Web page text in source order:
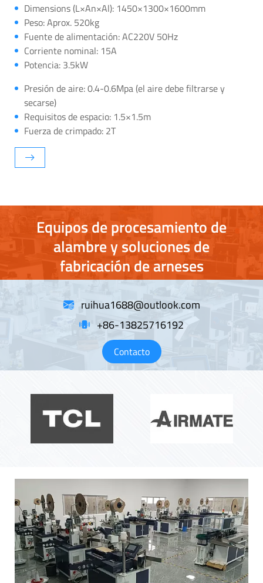
Dimensions (L×An×Al): 1450×1300×1600mm
Peso: Aprox. 520kg
Fuente de alimentación: AC220V 50Hz
Corriente nominal: 15A
Potencia: 3.5kW
Presión de aire: 0.4-0.6Mpa (el aire debe filtrarse y
secarse)
Requisitos de espacio: 1.5×1.5m
Fuerza de crimpado: 2T
Equipos de procesamiento de
alambre y soluciones de
fabricación de arneses
ruihua1688@outlook.com
+86-13825716192
Contacto